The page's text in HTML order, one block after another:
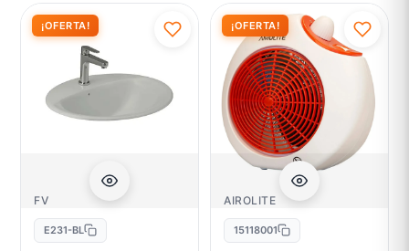
¡OFERTA!
FV
E231-BL
¡OFERTA!
AIROLITE
15118001